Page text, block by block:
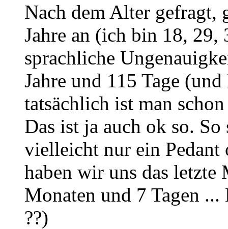
Nach dem Alter
Jahre an (ich bin 18, 29,
sprachliche
Jahre und 115 Tage
tatsächlich ist man
Das ist ja auch ok so.
vielleicht nur ein Pedant
haben wir uns das letzte
Monaten und 7 Tagen
??)